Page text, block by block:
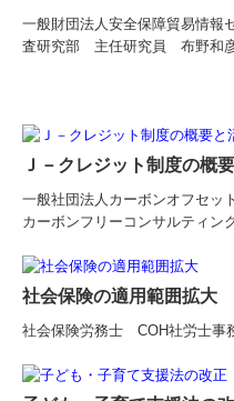
一般財団法人安全保障貿易情
査研究部 主任研究員 布野和
Ｊ－クレジット制度の概
一般社団法人カーボンオフセッ
カーボンフリーコンサルティ
社会保険の適用範囲拡大
社会保険労務士 COH社労士事